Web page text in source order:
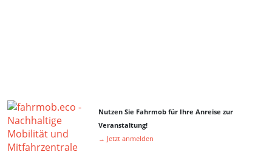
Nutzen Sie Fahrmob für Ihre Anreise zur
Veranstaltung!
→ Jetzt anmelden